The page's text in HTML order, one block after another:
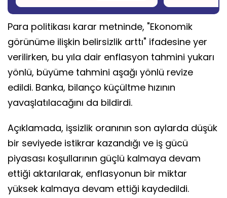
Para politikası karar metninde, "Ekonomik
görünüme ilişkin belirsizlik arttı" ifadesine yer
verilirken, bu yıla dair enflasyon tahmini yukarı
yönlü, büyüme tahmini aşağı yönlü revize
edildi. Banka, bilanço küçültme hızının
yavaşlatılacağını da bildirdi.
Açıklamada, işsizlik oranının son aylarda düşük
bir seviyede istikrar kazandığı ve iş gücü
piyasası koşullarının güçlü kalmaya devam
ettiği aktarılarak, enflasyonun bir miktar
yüksek kalmaya devam ettiği kaydedildi.